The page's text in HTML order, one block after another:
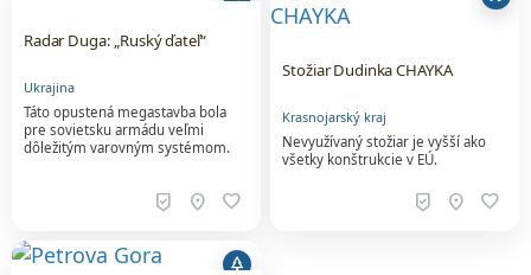
Radar Duga: „Ruský ďateľ“
Ukrajina
Táto opustená megastavba bola
pre sovietsku armádu veľmi
dôležitým varovným systémom.
beenhere location_on favorite
Stožiar Dudinka CHAYKA
Krasnojarský kraj
Nevyužívaný stožiar je vyšší ako
všetky konštrukcie v EÚ.
beenhere location_on favorite
park